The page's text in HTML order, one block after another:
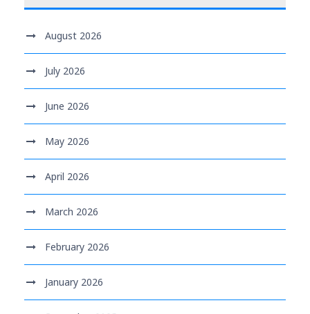
August 2026
July 2026
June 2026
May 2026
April 2026
March 2026
February 2026
January 2026